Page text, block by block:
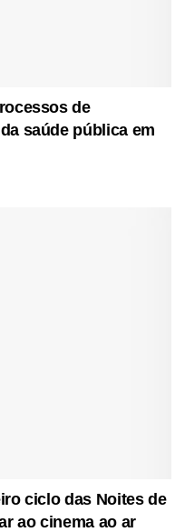
de
saúde pública em
ciclo das Noites de
ao cinema ao ar